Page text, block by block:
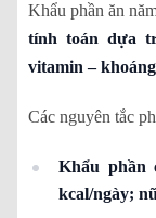
Khẩu phần ăn
tính toán dựa
vitamin –
Các nguyên tắc
Khẩu phần
kcal/ngày;